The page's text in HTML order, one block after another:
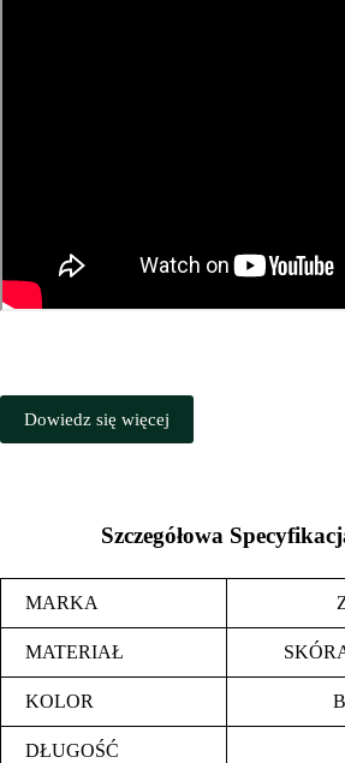
Dowiedz się więcej
Szczegółowa
MARKA
MATERIAŁ
KOLOR
DŁUGOŚĆ